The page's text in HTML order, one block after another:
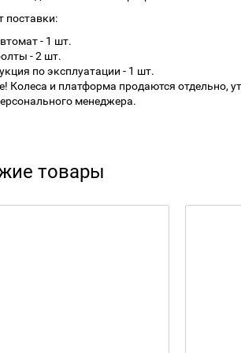
поставки:
- 1 шт.
- 2 шт.
по эксплуатации - 1 шт.
Колеса и платформа продаются отдельно,
менеджера.
товары